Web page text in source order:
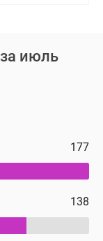
за июль
177
138